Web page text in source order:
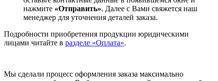
нажмите «Отправить». Далее с Вами свяжется наш
менеджер для уточнения деталей заказа.
Подробности приобретения продукции юридическими
лицами читайте в разделе «Оплата».
Мы сделали процесс оформления заказа максимально